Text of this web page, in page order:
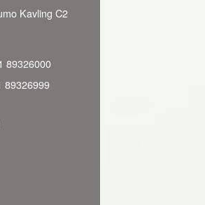
Kavling C2
89326000
89326999